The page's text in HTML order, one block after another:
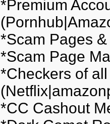
*Premium
*Scam Pages
*Scam Page
*Checkers of
*CC Cashout